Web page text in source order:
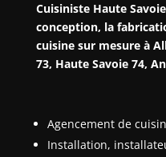
Cuisiniste Haute
conception, la
cuisine sur mesure à
73, Haute Savoie 74,
Agencement de
Installation,